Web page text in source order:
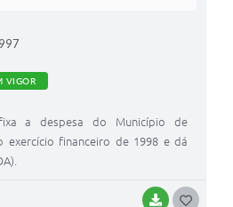
BAIXAR
VIGOR
a despesa do Município de
exercício financeiro de 1998 e dá